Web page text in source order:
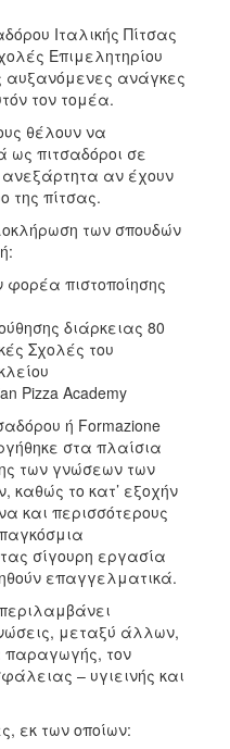
Ιταλικής Πίτσας
Επιμελητηρίου
αυξανόμενες ανάγκες
τον τομέα.
θέλουν να
πιτσαδόροι σε
ανεξάρτητα αν έχουν
της πίτσας.
των σπουδών
φορέα πιστοποίησης
διάρκειας 80
Σχολές του
Pizza Academy
ή Formazione
στα πλαίσια
των γνώσεων των
καθώς το κατ’ εξοχήν
και περισσότερους
σίγουρη εργασία
επαγγελματικά.
μεταξύ άλλων,
παραγωγής, τον
– υγιεινής και
εκ των οποίων: